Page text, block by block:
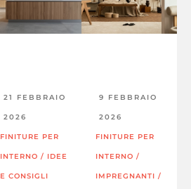
21 FEBBRAIO
2026
FINITURE PER
INTERNO / IDEE
E CONSIGLI
9 FEBBRAIO
2026
FINITURE PER
INTERNO /
IMPREGNANTI /